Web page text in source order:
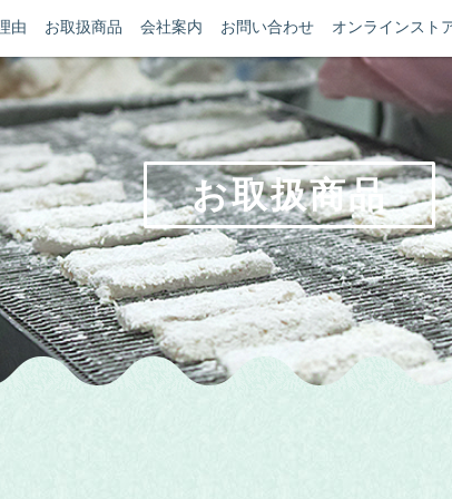
由 お取扱商品 会社案内 お問い合わせ オンラインスト
お取扱商品